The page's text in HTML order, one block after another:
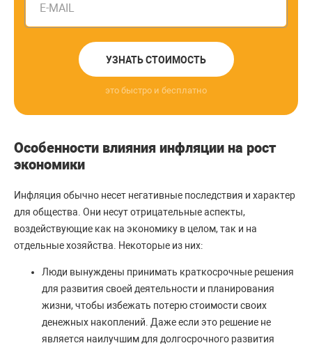
E-MAIL
УЗНАТЬ СТОИМОСТЬ
это быстро и бесплатно
Особенности влияния инфляции на рост
экономики
Инфляция обычно несет негативные последствия и характер
для общества. Они несут отрицательные аспекты,
воздействующие как на экономику в целом, так и на
отдельные хозяйства. Некоторые из них:
Люди вынуждены принимать краткосрочные решения
для развития своей деятельности и планирования
жизни, чтобы избежать потерю стоимости своих
денежных накоплений. Даже если это решение не
является наилучшим для долгосрочного развития